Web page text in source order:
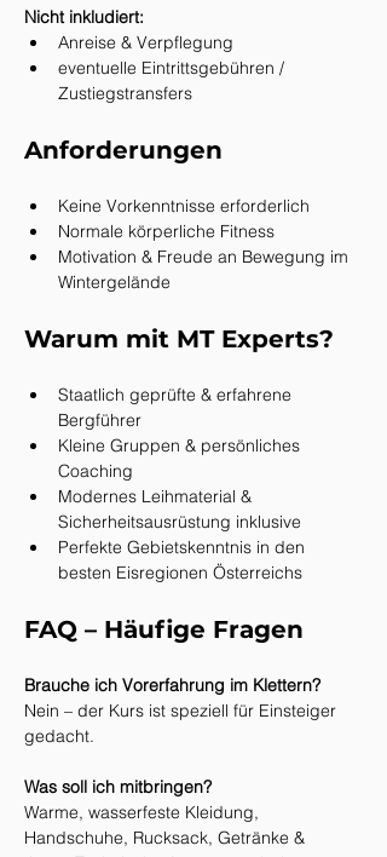
Nicht inkludiert:
Anreise & Verpflegung
eventuelle Eintrittsgebühren /
Zustiegstransfers
Anforderungen
Keine Vorkenntnisse erforderlich
Normale körperliche Fitness
Motivation & Freude an Bewegung im
Wintergelände
Warum mit MT Experts?
Staatlich geprüfte & erfahrene
Bergführer
Kleine Gruppen & persönliches
Coaching
Modernes Leihmaterial &
Sicherheitsausrüstung inklusive
Perfekte Gebietskenntnis in den
besten Eisregionen Österreichs
FAQ – Häufige Fragen
Brauche ich Vorerfahrung im Klettern?
Nein – der Kurs ist speziell für Einsteiger
gedacht.
Was soll ich mitbringen?
Warme, wasserfeste Kleidung,
Handschuhe, Rucksack, Getränke &